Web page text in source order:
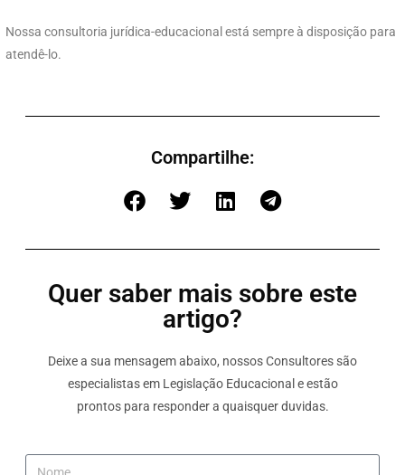
Nossa consultoria jurídica-educacional está sempre à disposição para
atendê-lo.
Compartilhe:
Quer saber mais sobre este
artigo?
Deixe a sua mensagem abaixo, nossos Consultores são
especialistas em Legislação Educacional e estão
prontos para responder a quaisquer duvidas.